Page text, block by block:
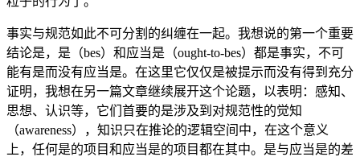
事实与规范如此不可分割的纠缠在一起。我想说的第一个重要
结论是，是（bes）和应当是（ought-to-bes）都是事实，不可
能有是而没有应当是。在这里它仅仅是被提示而没有得到充分
证明，我想在另一篇文章继续展开这个论题，以表明：感知、
思想、认识等，它们首要的是涉及到对规范性的觉知
（awareness），知识只在推论的逻辑空间中，在这个意义
上，任何是的项目和应当是的项目都在其中。是与应当是的差